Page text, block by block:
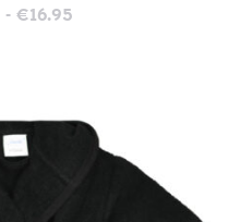
- €16.95Prijsklasse: